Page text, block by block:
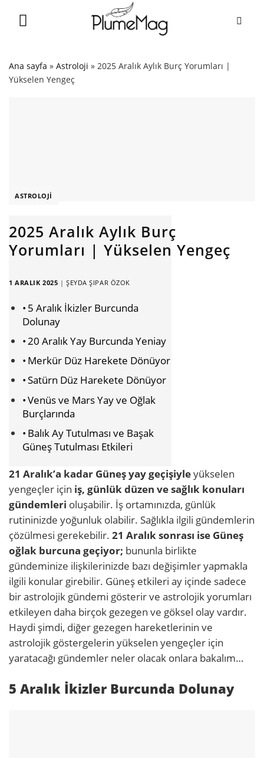
Ana sayfa » Astroloji » 2025 Aralık Aylık Burç Yorumları |
Yükselen Yengeç
ASTROLOJI
2025 Aralık Aylık Burç
Yorumları | Yükselen Yengeç
1 ARALIK 2025 | ŞEYDA ŞIPAR ÖZOK
5 Aralık İkizler Burcunda
Dolunay
20 Aralık Yay Burcunda Yeniay
Merkür Düz Harekete Dönüyor
Satürn Düz Harekete Dönüyor
Venüs ve Mars Yay ve Oğlak
Burçlarında
Balık Ay Tutulması ve Başak
Güneş Tutulması Etkileri
21 Aralık’a kadar Güneş yay geçişiyleyükselen
yengeçler için iş, günlük düzen ve sağlık konuları
gündemleri oluşabilir. İş ortamınızda, günlük
rutininizde yoğunluk olabilir. Sağlıkla ilgili gündemlerin
çözülmesi gerekebilir. 21 Aralık sonrası ise Güneş
oğlak burcuna geçiyor; bununla birlikte
gündeminize ilişkilerinizde bazı değişimler yapmakla
ilgili konular girebilir. Güneş etkileri ay içinde sadece
bir astrolojik gündemi gösterir ve astrolojik yorumları
etkileyen daha birçok gezegen ve göksel olay vardır.
Haydi şimdi, diğer gezegen hareketlerinin ve
astrolojik göstergelerin yükselen yengeçler için
yaratacağı gündemler neler olacak onlara bakalım…
5 Aralık İkizler Burcunda Dolunay